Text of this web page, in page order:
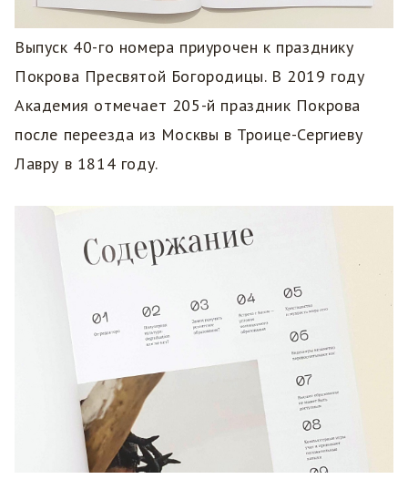
Выпуск 40-го номера приурочен к празднику
Покрова Пресвятой Богородицы. В 2019 году
Академия отмечает 205-й праздник Покрова
после переезда из Москвы в Троице-Сергиеву
Лавру в 1814 году.